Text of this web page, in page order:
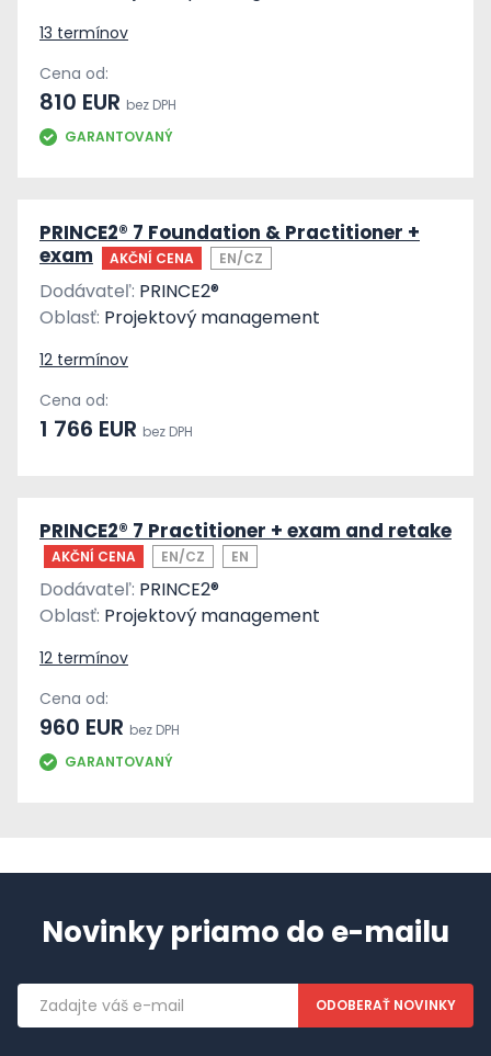
13 termínov
Cena od:
810 EUR bez DPH
GARANTOVANÝ
PRINCE2® 7 Foundation & Practitioner +
exam
AKČNÍ CENA EN/CZ
Dodávateľ: PRINCE2®
Oblasť: Projektový management
12 termínov
Cena od:
1 766 EUR bez DPH
PRINCE2® 7 Practitioner + exam and retake
AKČNÍ CENA EN/CZ EN
Dodávateľ: PRINCE2®
Oblasť: Projektový management
12 termínov
Cena od:
960 EUR bez DPH
GARANTOVANÝ
Novinky priamo do e-mailu
Emailová
adresa